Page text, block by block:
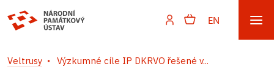
EN
Veltrusy Výzkumné cíle IP DKRVO řešené v...